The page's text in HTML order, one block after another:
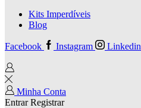
Kits Imperdíveis
Blog
Facebook Instagram Linkedin
Minha Conta
EntrarRegistrar